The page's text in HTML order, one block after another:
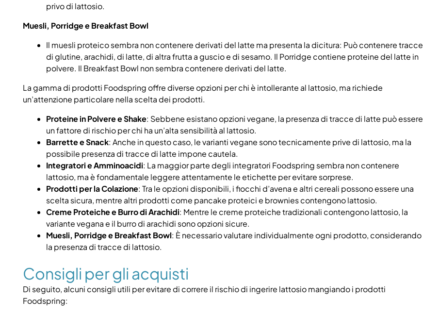
privo di lattosio.
Muesli, Porridge e Breakfast Bowl
Il muesli proteico sembra non contenere derivati del latte ma presenta la dicitura: Può contenere tracce
di glutine, arachidi, di latte, di altra frutta a guscio e di sesamo. Il Porridge contiene proteine del latte in
polvere. Il Breakfast Bowl non sembra contenere derivati del latte.
La gamma di prodotti Foodspring offre diverse opzioni per chi è intollerante al lattosio, ma richiede
un’attenzione particolare nella scelta dei prodotti.
Proteine in Polvere e Shake: Sebbene esistano opzioni vegane, la presenza di tracce di latte può essere
un fattore di rischio per chi ha un’alta sensibilità al lattosio.
Barrette e Snack: Anche in questo caso, le varianti vegane sono tecnicamente prive di lattosio, ma la
possibile presenza di tracce di latte impone cautela.
Integratori e Amminoacidi: La maggior parte degli integratori Foodspring sembra non contenere
lattosio, ma è fondamentale leggere attentamente le etichette per evitare sorprese.
Prodotti per la Colazione: Tra le opzioni disponibili, i fiocchi d’avena e altri cereali possono essere una
scelta sicura, mentre altri prodotti come pancake proteici e brownies contengono lattosio.
Creme Proteiche e Burro di Arachidi: Mentre le creme proteiche tradizionali contengono lattosio, la
variante vegana e il burro di arachidi sono opzioni sicure.
Muesli, Porridge e Breakfast Bowl: È necessario valutare individualmente ogni prodotto, considerando
la presenza di tracce di lattosio.
Consigli per gli acquisti
Di seguito, alcuni consigli utili per evitare di correre il rischio di ingerire lattosio mangiando i prodotti
Foodspring: